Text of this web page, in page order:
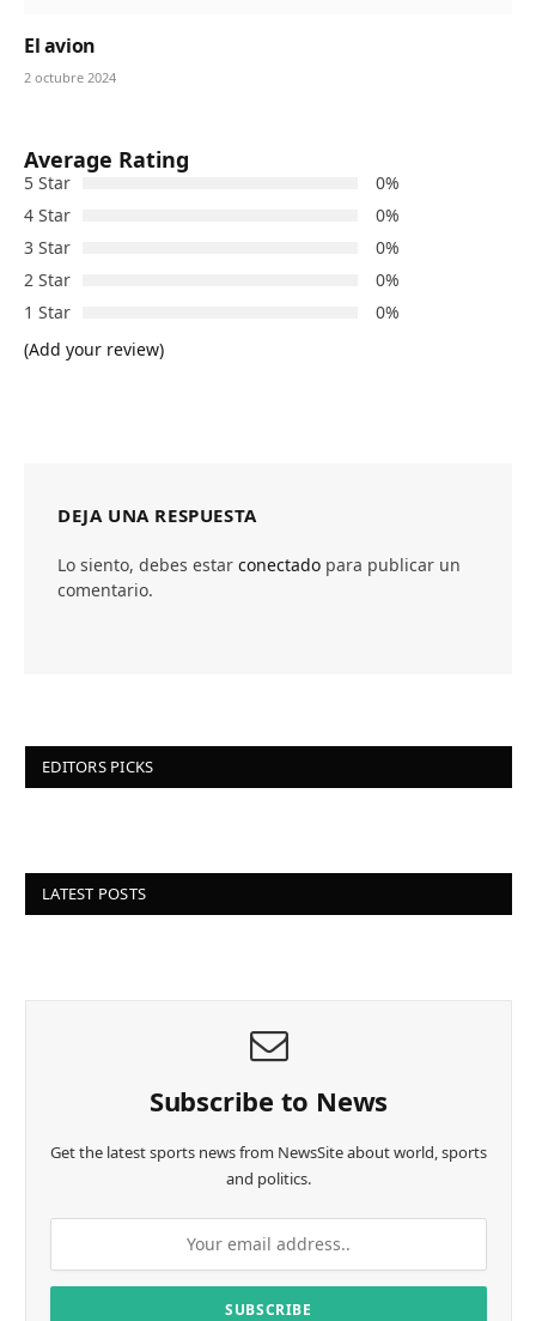
El avion
2 octubre 2024
Average Rating
5 Star
0%
4 Star
0%
3 Star
0%
2 Star
0%
1 Star
0%
(Add your review)
DEJA UNA RESPUESTA
Lo siento, debes estar conectado para publicar un
comentario.
EDITORS PICKS
LATEST POSTS
Subscribe to News
Get the latest sports news from NewsSite about world, sports
and politics.